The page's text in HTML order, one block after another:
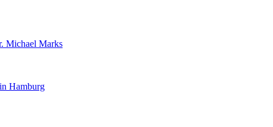
Michael Marks
Hamburg